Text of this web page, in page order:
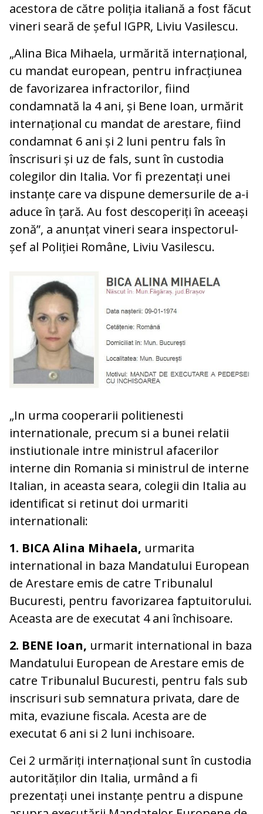
acestora de către poliția italiană a fost făcut
vineri seară de șeful IGPR, Liviu Vasilescu.
„Alina Bica Mihaela, urmărită internațional,
cu mandat european, pentru infracțiunea
de favorizarea infractorilor, fiind
condamnată la 4 ani, și Bene Ioan, urmărit
internațional cu mandat de arestare, fiind
condamnat 6 ani și 2 luni pentru fals în
înscrisuri și uz de fals, sunt în custodia
colegilor din Italia. Vor fi prezentați unei
instanțe care va dispune demersurile de a-i
aduce în țară. Au fost descoperiți în aceeași
zonă”, a anunțat vineri seara inspectorul-
șef al Poliției Române, Liviu Vasilescu.
„In urma cooperarii politienesti
internationale, precum si a bunei relatii
instiutionale intre ministrul afacerilor
interne din Romania si ministrul de interne
Italian, in aceasta seara, colegii din Italia au
identificat si retinut doi urmariti
internationali:
1. BICA Alina Mihaela, urmarita
international in baza Mandatului European
de Arestare emis de catre Tribunalul
Bucuresti, pentru favorizarea faptuitorului.
Aceasta are de executat 4 ani închisoare.
2. BENE Ioan, urmarit international in baza
Mandatului European de Arestare emis de
catre Tribunalul Bucuresti, pentru fals sub
inscrisuri sub semnatura privata, dare de
mita, evaziune fiscala. Acesta are de
executat 6 ani si 2 luni inchisoare.
Cei 2 urmăriți internațional sunt în custodia
autorităților din Italia, urmând a fi
prezentați unei instanțe pentru a dispune